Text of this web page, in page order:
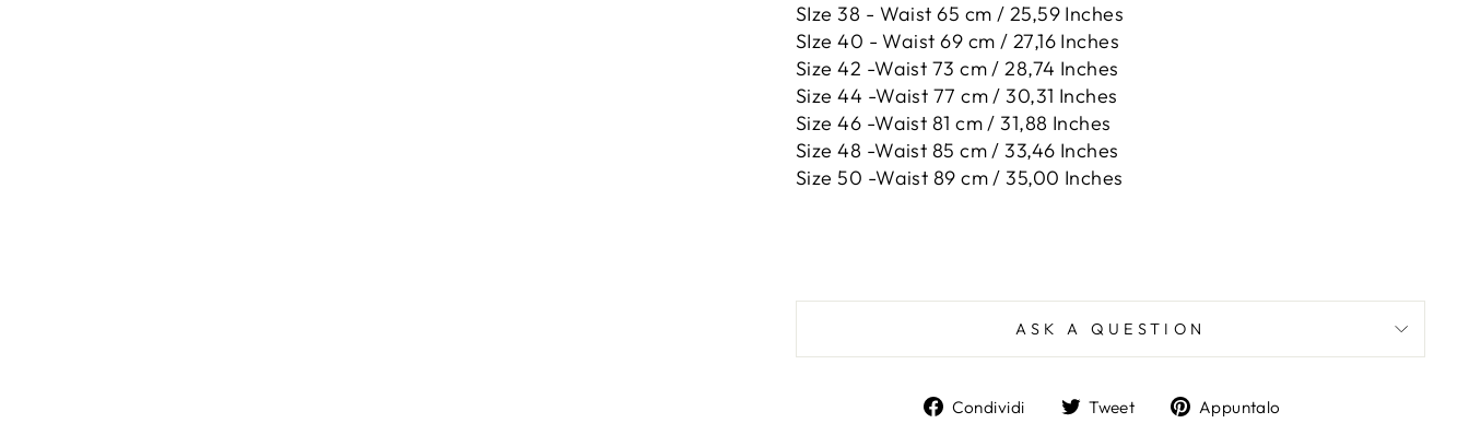
SIze 38 - Waist 65 cm / 25,59 Inches
SIze 40 - Waist 69 cm / 27,16 Inches
Size 42 -Waist 73 cm / 28,74 Inches
Size 44 -Waist 77 cm / 30,31 Inches
Size 46 -Waist 81 cm / 31,88 Inches
Size 48 -Waist 85 cm / 33,46 Inches
Size 50 -Waist 89 cm / 35,00 Inches
ASK A QUESTION
Condividi
Condividi
Tweet
TwittaAppuntalo